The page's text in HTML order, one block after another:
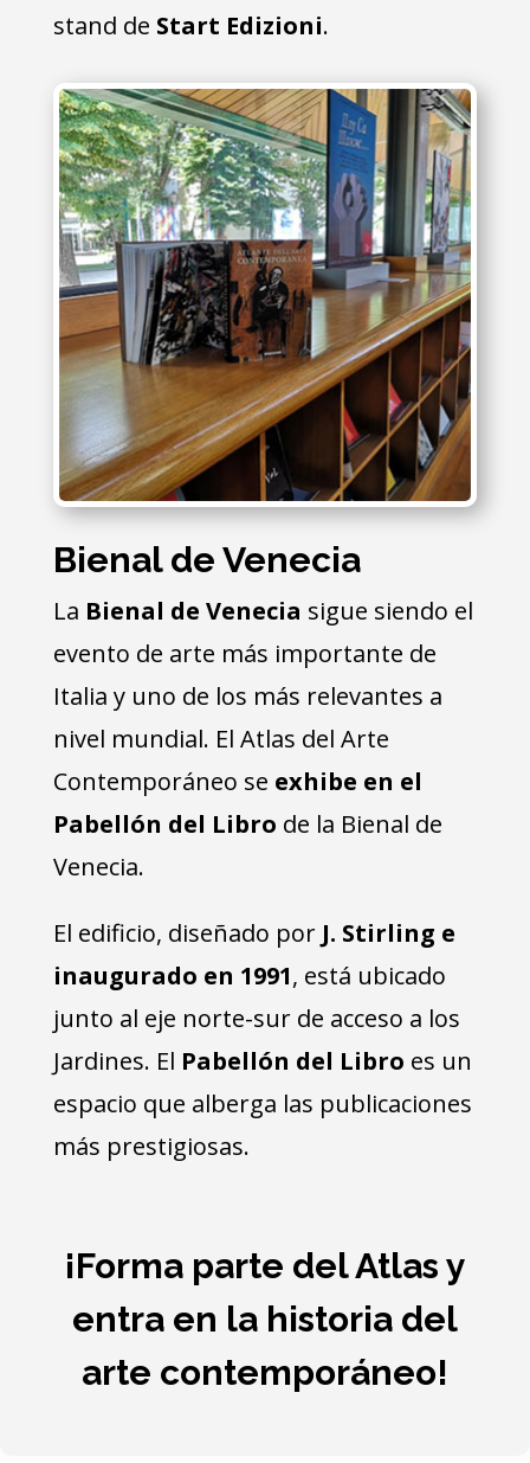
stand de Start Edizioni.
Bienal de Venecia
La Bienal de Venecia sigue siendo el
evento de arte más importante de
Italia y uno de los más relevantes a
nivel mundial. El Atlas del Arte
Contemporáneo se exhibe en el
Pabellón del Libro de la Bienal de
Venecia.
El edificio, diseñado porJ. Stirling e
inaugurado en 1991, está ubicado
junto al eje norte-sur de acceso a los
Jardines. El Pabellón del Libro es un
espacio que alberga las publicaciones
más prestigiosas.
¡Forma parte del Atlas y
entra en la historia del
arte contemporáneo!